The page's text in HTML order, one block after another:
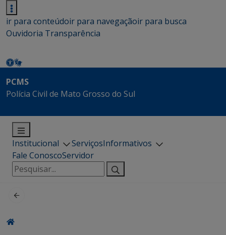
ir para conteúdoir para navegaçãoir para busca
Ouvidoria Transparência
PCMS
Polícia Civil de Mato Grosso do Sul
Institucional ServiçosInformativos
Fale ConoscoServidor
Pesquisar
por: